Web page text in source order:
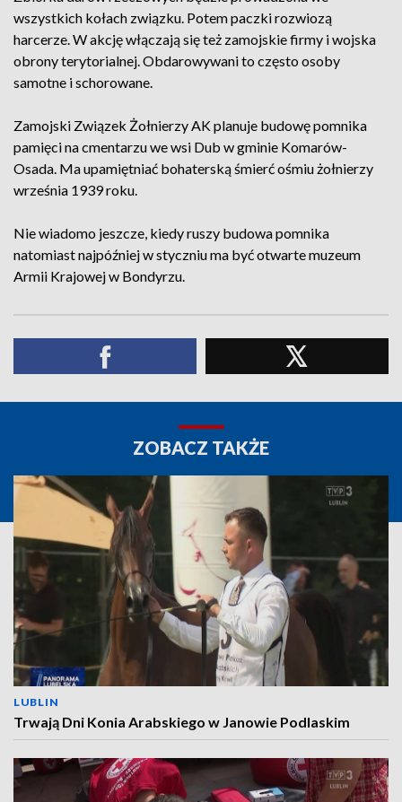
wszystkich kołach związku. Potem paczki rozwiozą
harcerze. W akcję włączają się też zamojskie firmy i wojska
obrony terytorialnej. Obdarowywani to często osoby
samotne i schorowane.
Zamojski Związek Żołnierzy AK planuje budowę pomnika
pamięci na cmentarzu we wsi Dub w gminie Komarów-
Osada. Ma upamiętniać bohaterską śmierć ośmiu żołnierzy
września 1939 roku.
Nie wiadomo jeszcze, kiedy ruszy budowa pomnika
natomiast najpóźniej w styczniu ma być otwarte muzeum
Armii Krajowej w Bondyrzu.
ZOBACZ TAKŻE
LUBLIN
Trwają Dni Konia Arabskiego w Janowie Podlaskim